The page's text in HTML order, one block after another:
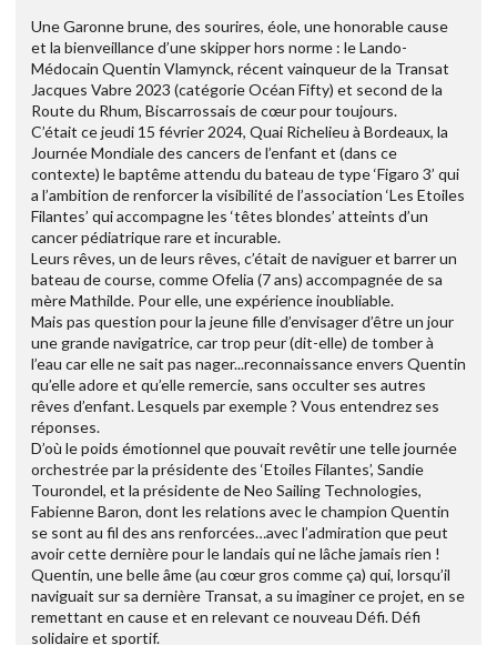
Une Garonne brune, des sourires, éole, une honorable cause
et la bienveillance d’une skipper hors norme : le Lando-
Médocain Quentin Vlamynck, récent vainqueur de la Transat
Jacques Vabre 2023 (catégorie Océan Fifty) et second de la
Route du Rhum, Biscarrossais de cœur pour toujours.
C’était ce jeudi 15 février 2024, Quai Richelieu à Bordeaux, la
Journée Mondiale des cancers de l’enfant et (dans ce
contexte) le baptême attendu du bateau de type ‘Figaro 3’ qui
a l’ambition de renforcer la visibilité de l’association ‘Les Etoiles
Filantes’ qui accompagne les ‘têtes blondes’ atteints d’un
cancer pédiatrique rare et incurable.
Leurs rêves, un de leurs rêves, c’était de naviguer et barrer un
bateau de course, comme Ofelia (7 ans) accompagnée de sa
mère Mathilde. Pour elle, une expérience inoubliable.
Mais pas question pour la jeune fille d’envisager d’être un jour
une grande navigatrice, car trop peur (dit-elle) de tomber à
l’eau car elle ne sait pas nager...reconnaissance envers Quentin
qu’elle adore et qu’elle remercie, sans occulter ses autres
rêves d’enfant. Lesquels par exemple ? Vous entendrez ses
réponses.
D’où le poids émotionnel que pouvait revêtir une telle journée
orchestrée par la présidente des ‘Etoiles Filantes’, Sandie
Tourondel, et la présidente de Neo Sailing Technologies,
Fabienne Baron, dont les relations avec le champion Quentin
se sont au fil des ans renforcées…avec l’admiration que peut
avoir cette dernière pour le landais qui ne lâche jamais rien !
Quentin, une belle âme (au cœur gros comme ça) qui, lorsqu’il
naviguait sur sa dernière Transat, a su imaginer ce projet, en se
remettant en cause et en relevant ce nouveau Défi. Défi
solidaire et sportif.